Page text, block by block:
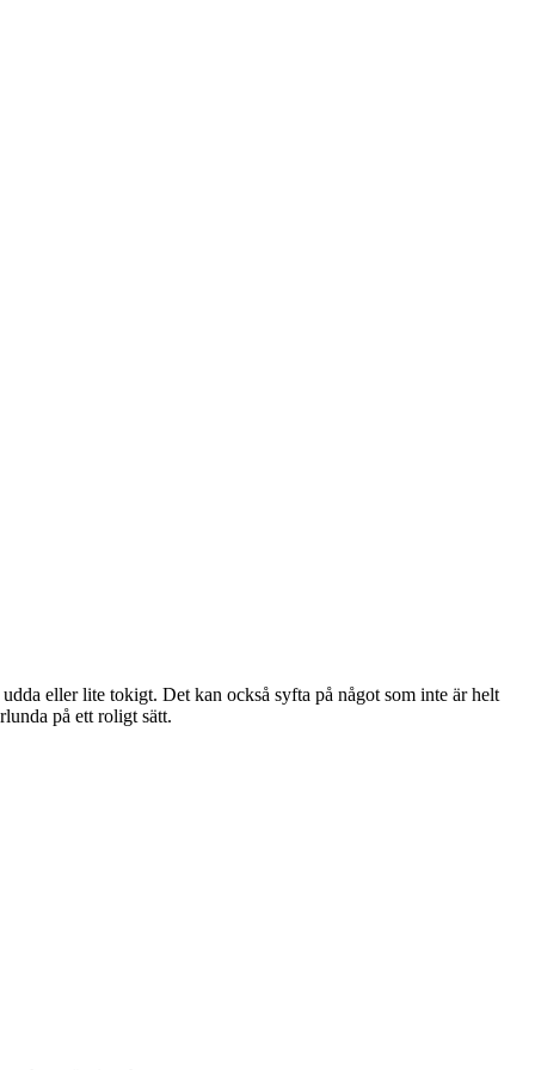
eller lite tokigt. Det kan också syfta på något som inte är helt
på ett roligt sätt.